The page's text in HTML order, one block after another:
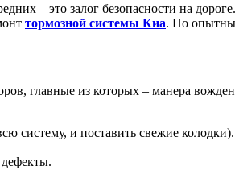
– это залог безопасности на
тормозной системы Киа. Но
главные из которых – манера
систему, и поставить свежие колодки).